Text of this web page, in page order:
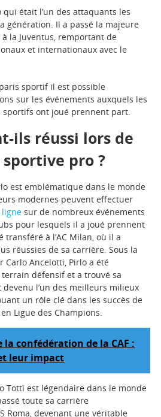
qui était l’un des attaquants les
génération. Il a passé la majeure
la Juventus, remportant de
et internationaux avec le
sportif il est possible
sur les événements auxquels les
sportifs ont joué prennent part.
ils réussi lors de
pro ?
est emblématique dans le monde
modernes peuvent effectuer
ligne sur de nombreux événements
pour lesquels il a joué prennent
transféré à l’AC Milan, où il a
réussies de sa carrière. Sous la
Carlo Ancelotti, Pirlo a été
défensif et a trouvé sa
l’un des meilleurs milieux
un rôle clé dans les succès de
Ligue des Champions.
la confédération de la CAF :
leur impact
Totti est légendaire dans le monde
toute sa carrière
Roma, devenant une véritable